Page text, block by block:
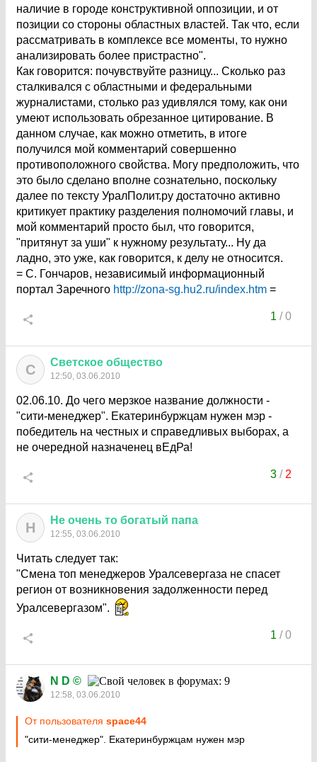
наличие в городе конструктивной оппозиции, и от
позиции со стороны областных властей. Так что, если
рассматривать в комплексе все моменты, то нужно
анализировать более пристрастно".
Как говорится: почувствуйте разницу... Сколько раз
сталкивался с областными и федеральными
журналистами, столько раз удивлялся тому, как они
умеют использовать обрезанное цитирование. В
данном случае, как можно отметить, в итоге
получился мой комментарий совершенно
противоположного свойства. Могу предположить, что
это было сделано вполне сознательно, поскольку
далее по тексту УралПолит.ру достаточно активно
критикует практику разделения полномочий главы, и
мой комментарий просто был, что говорится,
"притянут за уши" к нужному результату... Ну да
ладно, это уже, как говорится, к делу не относится.
= С. Гончаров, независимый информационный
портал Заречного http://zona-sg.hu2.ru/index.htm =
1 /0
С Светское общество
12:50, 03.06.2010
02.06.10. До чего мерзкое название должности -
"сити-менеджер". Екатеринбуржцам нужен мэр -
победитель на честных и справедливых выборах, а
не очередной назначенец вЕдРа!
3/ 2
Н Не очень то богатый папа
12:55, 03.06.2010
Читать следует так:
"Смена топ менеджеров Уралсевергаза не спасет
регион от возникновения задолженности перед
Уралсевергазом".
1 /0
N D ©
12:58, 03.06.2010
От пользователя space44
"сити-менеджер". Екатеринбуржцам нужен мэр